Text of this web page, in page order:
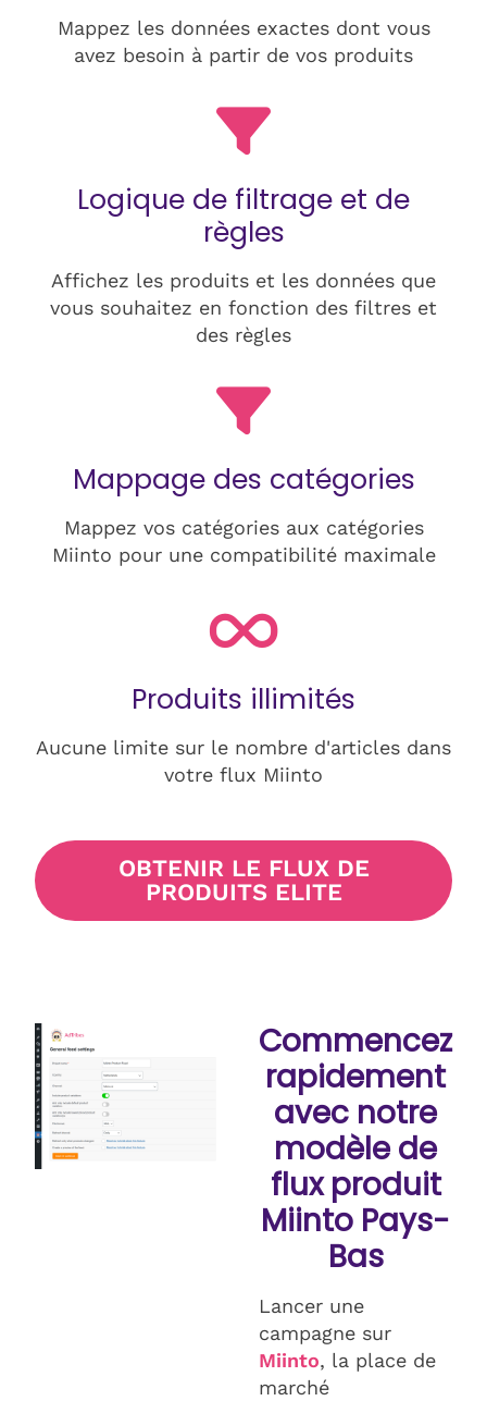
Mappez les données exactes dont vous
avez besoin à partir de vos produits
Logique de filtrage et de
règles
Affichez les produits et les données que
vous souhaitez en fonction des filtres et
des règles
Mappage des catégories
Mappez vos catégories aux catégories
Miinto pour une compatibilité maximale
Produits illimités
Aucune limite sur le nombre d'articles dans
votre flux Miinto
OBTENIR LE FLUX DE
PRODUITS ELITE
Commencez
rapidement
avec notre
modèle de
flux produit
Miinto Pays-
Bas
Lancer une
campagne sur
Miinto, la place de
marché